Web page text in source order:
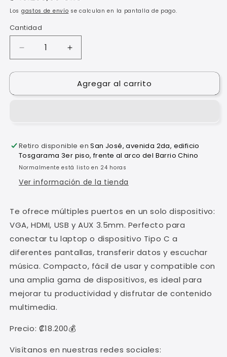
habitual
Los gastos de envío se calculan en la pantalla de pago.
Cantidad
Reducir
cantidad
para
Adaptador
C
VGA
HDMI
USB
HC-
11
Aumentar
cantidad
para
HUB
Adaptador
C
VGA
HDMI
USB
HC-
11
Agregar al carrito
Retiro disponible enSan José, avenida 2da, edificio
Tosgarama 3er piso, frente al arco del Barrio Chino
Normalmente está listo en 24 horas
Ver información de la tienda
Te ofrece múltiples puertos en un solo dispositivo:
VGA, HDMI, USB y AUX 3.5mm. Perfecto para
conectar tu laptop o dispositivo Tipo C a
diferentes pantallas, transferir datos y escuchar
música. Compacto, fácil de usar y compatible con
una amplia gama de dispositivos, es ideal para
mejorar tu productividad y disfrutar de contenido
multimedia.
Precio: ₡18.200💰
Visítanos en nuestras redes sociales: